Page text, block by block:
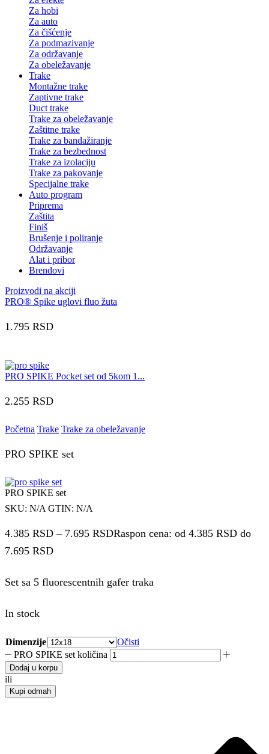
Za hobi
Za auto
Za čišćenje
Za podmazivanje
Za održavanje
Za obeležavanje
Trake
Montažne trake
Zaptivne trake
Duct trake
Trake za obeležavanje
Zaštitne trake
Trake za bandažiranje
Trake za bezbednost
Trake za izolaciju
Trake za pakovanje
Specijalne trake
Auto program
Priprema
Zaštita
Finiš
Brušenje i poliranje
Održavanje
Alat i pribor
Brendovi
Proizvodi na akciji
PRO® Spike uglovi fluo žuta
1.795 RSD
PRO SPIKE Pocket set od 5kom 1...
2.255 RSD
Početna Trake Trake za obeležavanje
PRO SPIKE set
PRO SPIKE set
SKU: N/A GTIN: N/A
4.385 RSD – 7.695 RSDRaspon cena: od 4.385 RSD do
7.695 RSD
Set sa 5 fluorescentnih gafer traka
In stock
Dimenzije
Očisti
PRO SPIKE set količina
Dodaj u korpu
ili
Kupi odmah